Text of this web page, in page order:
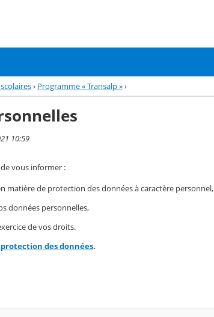
› Programme « Transalp »›
10:59
vous informer :
matière de protection des données à caractère personnel,
données personnelles,
de vos droits.
des données.